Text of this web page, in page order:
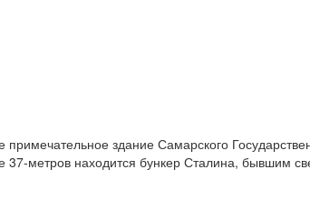
здание Самарского
метров находится бункер Сталина, бывшим